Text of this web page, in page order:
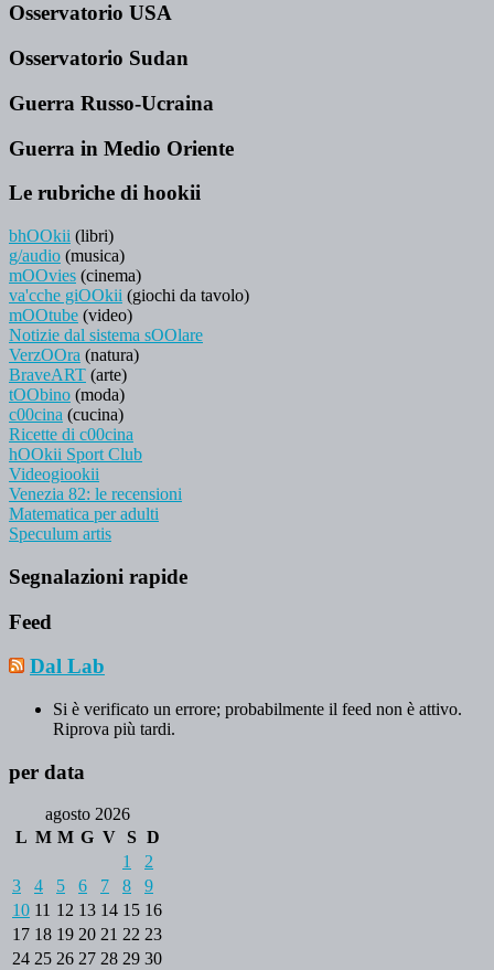
Osservatorio USA
Osservatorio Sudan
Guerra Russo-Ucraina
Guerra in Medio Oriente
Le rubriche di hookii
bhOOkii (libri)
g/audio (musica)
mOOvies (cinema)
va'cche giOOkii (giochi da tavolo)
mOOtube (video)
Notizie dal sistema sOOlare
VerzOOra (natura)
BraveART (arte)
tOObino (moda)
c00cina (cucina)
Ricette di c00cina
hOOkii Sport Club
Videogiookii
Venezia 82: le recensioni
Matematica per adulti
Speculum artis
Segnalazioni rapide
Feed
Dal Lab
Si è verificato un errore; probabilmente il feed non è attivo.
Riprova più tardi.
per data
agosto 2026
L M M G V S D
1
2
3
4 5 6 7 8
9
10 11 12 13 14 15 16
17 18 19 20 21 22 23
24 25 26 27 28 29 30